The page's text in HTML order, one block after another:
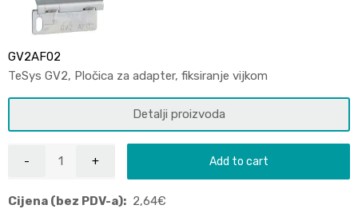
GV2AF02
TeSys GV2, Pločica za adapter, fiksiranje vijkom
Detalji proizvoda
Add to cart
Cijena (bez PDV-a): 2,64€